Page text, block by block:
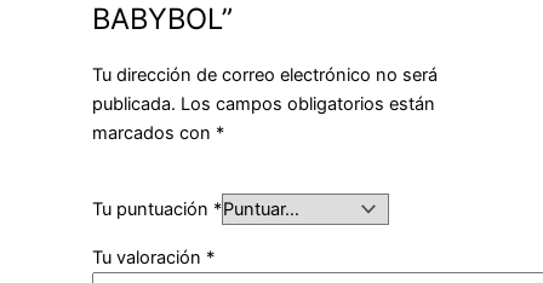
BABYBOL”
Tu dirección de correo electrónico no será
publicada. Los campos obligatorios están
marcados con *
Tu puntuación *
Tu valoración *